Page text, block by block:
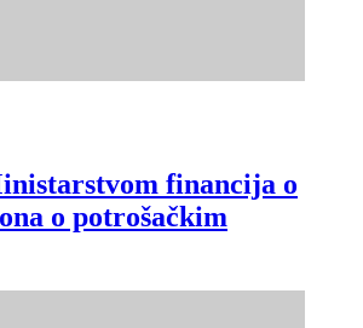
financija o
o potrošačkim